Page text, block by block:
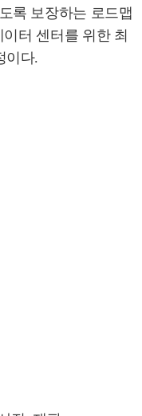
록 보장하는 로드맵
터 센터를 위한 최
이다.